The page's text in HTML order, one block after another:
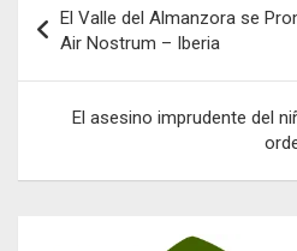
de
entradas
El Valle del Almanzora se
Air Nostrum – Iberia
El asesino imprudente del